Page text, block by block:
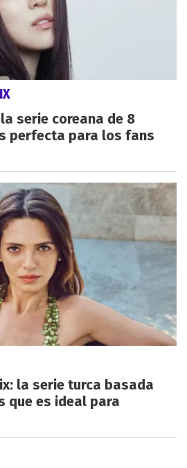
serie coreana de 8
perfecta para los fans
la serie turca basada
que es ideal para